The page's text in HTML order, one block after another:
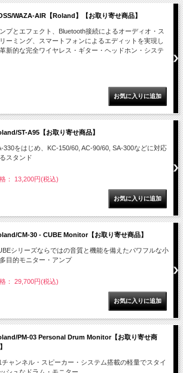
WAZA-AIR【Roland】【お取り寄せ商品】
プとエフェクト、Bluetooth接続によるオーディオ・ス
リーミング、スマートフォンによるエディットを実現し
新的な完全ワイヤレス・ギター・ヘッドホン・システ
ST-A95【お取り寄せ商品】
330をはじめ、KC-150/60, AC-90/60, SA-300などに対応
スタンド
： 13,200円(税込)
CM-30 - CUBE Monitor【お取り寄せ商品】
シリーズならではの音質と機能を備えたパワフルな小
目的モニター・アンプ
： 29,700円(税込)
PM-03 Personal Drum Monitor【お取り寄せ商
チャンネル・スピーカー・システム搭載の軽量でスタイ